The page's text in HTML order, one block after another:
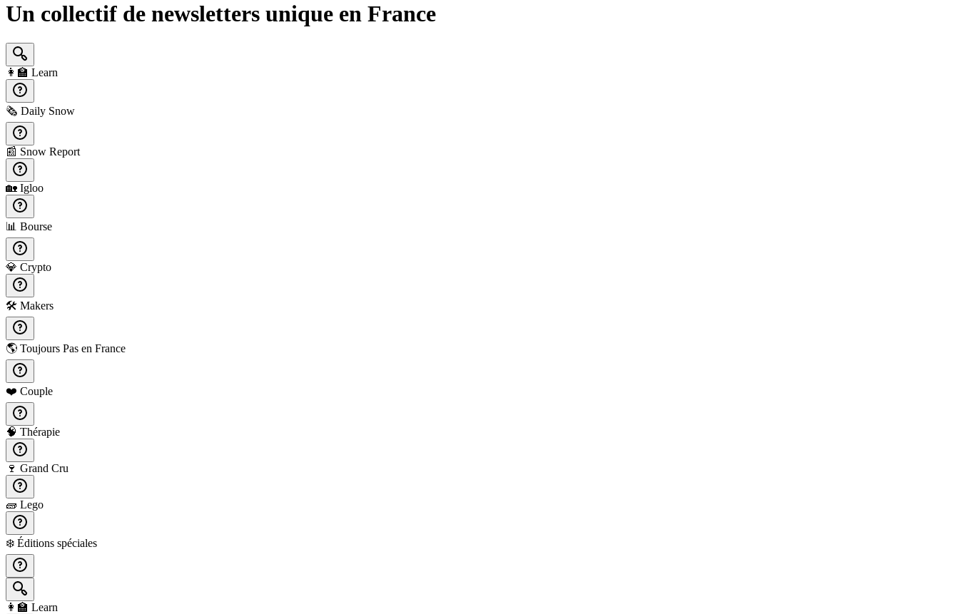
Un collectif de newsletters unique en France
👩‍🏫 Learn
🗞️ Daily Snow
📰 Snow Report
🏡 Igloo
📊 Bourse
💎 Crypto
🛠️ Makers
🌎 Toujours Pas en France
❤️ Couple
🧠 Thérapie
🍷 Grand Cru
🧱 Lego
❄️ Éditions spéciales
👩‍🏫 Learn